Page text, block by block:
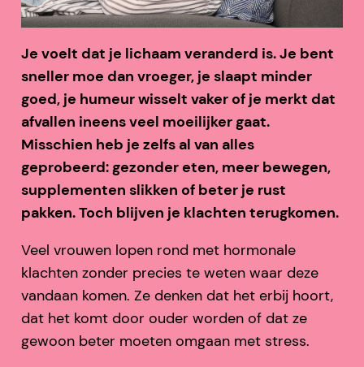
Je voelt dat je lichaam veranderd is. Je bent
sneller moe dan vroeger, je slaapt minder
goed, je humeur wisselt vaker of je merkt dat
afvallen ineens veel moeilijker gaat.
Misschien heb je zelfs al van alles
geprobeerd: gezonder eten, meer bewegen,
supplementen slikken of beter je rust
pakken. Toch blijven je klachten terugkomen.
Veel vrouwen lopen rond met hormonale
klachten zonder precies te weten waar deze
vandaan komen. Ze denken dat het erbij hoort,
dat het komt door ouder worden of dat ze
gewoon beter moeten omgaan met stress.